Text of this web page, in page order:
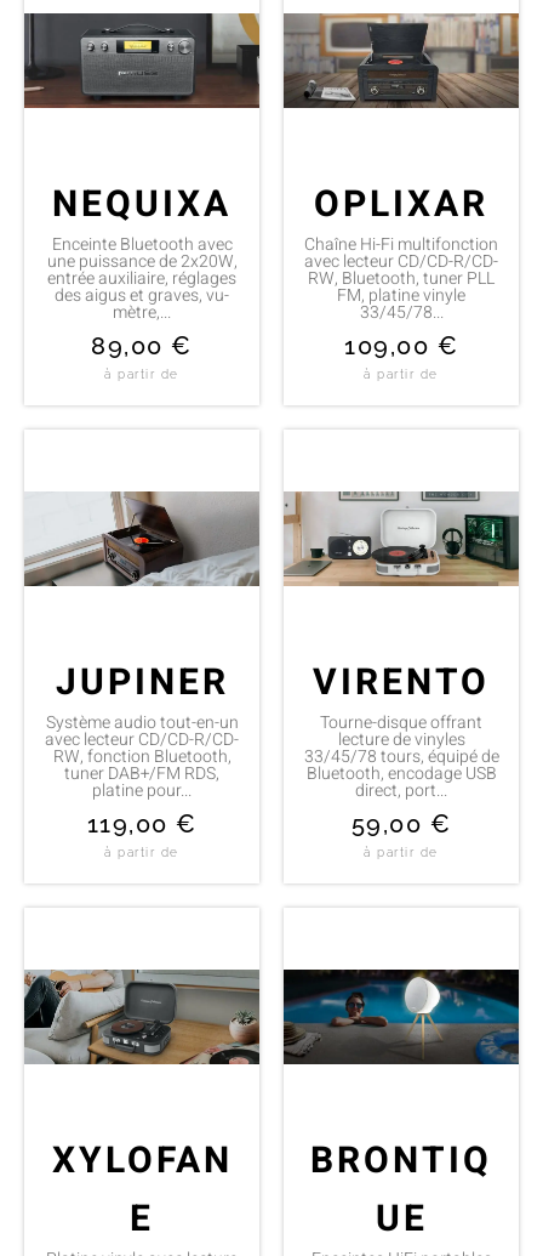
NEQUIXA
Enceinte Bluetooth avec
une puissance de 2x20W,
entrée auxiliaire, réglages
des aigus et graves, vu-
mètre,...
89,00€
à partir de
OPLIXAR
Chaîne Hi-Fi multifonction
avec lecteur CD/CD-R/CD-
RW, Bluetooth, tuner PLL
FM, platine vinyle
33/45/78...
109,00 €
à partir de
JUPINER
Système audio tout-en-un
avec lecteur CD/CD-R/CD-
RW, fonction Bluetooth,
tuner DAB+/FM RDS,
platine pour...
119,00 €
à partir de
VIRENTO
Tourne-disque offrant
lecture de vinyles
33/45/78 tours, équipé de
Bluetooth, encodage USB
direct, port...
59,00 €
à partir de
XYLOFAN
E
BRONTIQ
UE